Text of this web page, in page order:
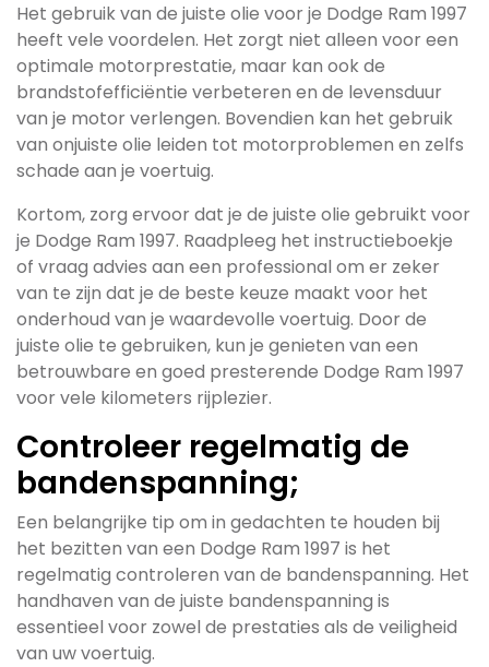
Het gebruik van de juiste olie voor je Dodge Ram 1997
heeft vele voordelen. Het zorgt niet alleen voor een
optimale motorprestatie, maar kan ook de
brandstofefficiëntie verbeteren en de levensduur
van je motor verlengen. Bovendien kan het gebruik
van onjuiste olie leiden tot motorproblemen en zelfs
schade aan je voertuig.
Kortom, zorg ervoor dat je de juiste olie gebruikt voor
je Dodge Ram 1997. Raadpleeg het instructieboekje
of vraag advies aan een professional om er zeker
van te zijn dat je de beste keuze maakt voor het
onderhoud van je waardevolle voertuig. Door de
juiste olie te gebruiken, kun je genieten van een
betrouwbare en goed presterende Dodge Ram 1997
voor vele kilometers rijplezier.
Controleer regelmatig de
bandenspanning;
Een belangrijke tip om in gedachten te houden bij
het bezitten van een Dodge Ram 1997 is het
regelmatig controleren van de bandenspanning. Het
handhaven van de juiste bandenspanning is
essentieel voor zowel de prestaties als de veiligheid
van uw voertuig.